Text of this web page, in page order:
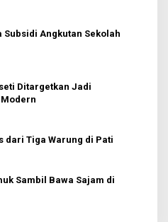
Angkutan Sekolah
Ditargetkan Jadi
dari Tiga Warung di Pati
Sambil Bawa Sajam di